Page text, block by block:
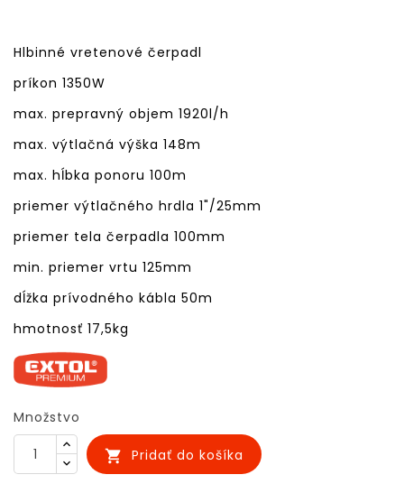
Hlbinné vretenové čerpadl
príkon 1350W
max. prepravný objem 1920l/h
max. výtlačná výška 148m
max. hĺbka ponoru 100m
priemer výtlačného hrdla 1"/25mm
priemer tela čerpadla 100mm
min. priemer vrtu 125mm
dĺžka prívodného kábla 50m
hmotnosť 17,5kg
Množstvo
 Pridať do košíka